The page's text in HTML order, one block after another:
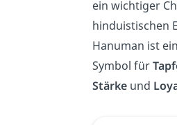
ein wichtiger
hinduistischen
Hanuman ist
Symbol für
Stärke und